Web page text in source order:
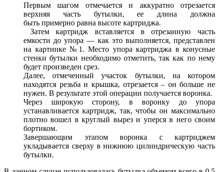
Первым шагом отмечается и аккуратно отрезается
верхняя часть бутылки, ее длина должна
быть примерно равна высоте картриджа.
Затем картридж вставляется в отрезанную часть
емкости до упора — как это выполняется, представлен
на картинке №1. Место упора картриджа в конусные
стенки бутылки необходимо отметить, так как по нему
будет произведен срез.
Далее, отмеченный участок бутылки, на котором
находятся резьба и крышка, отрезается – он больше не
нужен. В результате этой операции получается воронка.
Через широкую сторону, в воронку до упора
устанавливается картридж, так, чтобы он максимально
плотно вошел в круглый вырез и уперся в него своим
бортиком.
Завершающим этапом воронка с картриджем
укладывается сверху в нижнюю цилиндрическую часть
бутылки.